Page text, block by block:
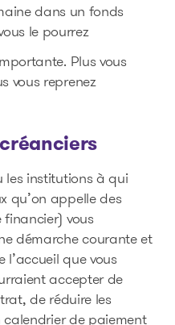
dans un fonds
le pourrez
Plus vous
vous reprenez
les institutions à qui
qu’on appelle des
vous
démarche courante et
l’accueil que vous
accepter de
de réduire les
de paiement